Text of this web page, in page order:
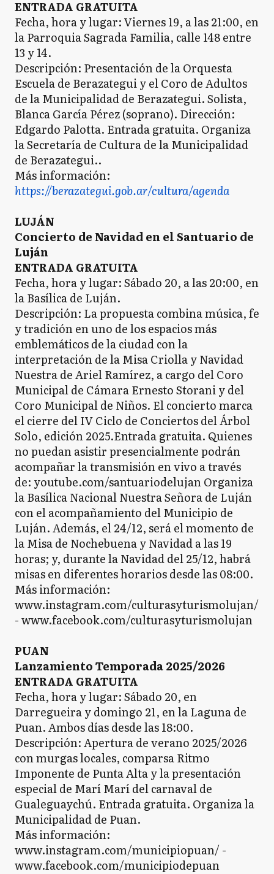
ENTRADA GRATUITA
Fecha, hora y lugar: Viernes 19, a las 21:00, en
la Parroquia Sagrada Familia, calle 148 entre
13 y 14.
Descripción: Presentación de la Orquesta
Escuela de Berazategui y el Coro de Adultos
de la Municipalidad de Berazategui. Solista,
Blanca García Pérez (soprano). Dirección:
Edgardo Palotta. Entrada gratuita. Organiza
la Secretaría de Cultura de la Municipalidad
de Berazategui..
Más información:
https://berazategui.gob.ar/cultura/agenda
LUJÁN
Concierto de Navidad en el Santuario de
Luján
ENTRADA GRATUITA
Fecha, hora y lugar: Sábado 20, a las 20:00, en
la Basílica de Luján.
Descripción: La propuesta combina música, fe
y tradición en uno de los espacios más
emblemáticos de la ciudad con la
interpretación de la Misa Criolla y Navidad
Nuestra de Ariel Ramírez, a cargo del Coro
Municipal de Cámara Ernesto Storani y del
Coro Municipal de Niños. El concierto marca
el cierre del IV Ciclo de Conciertos del Árbol
Solo, edición 2025.Entrada gratuita. Quienes
no puedan asistir presencialmente podrán
acompañar la transmisión en vivo a través
de: youtube.com/santuariodelujan Organiza
la Basílica Nacional Nuestra Señora de Luján
con el acompañamiento del Municipio de
Luján. Además, el 24/12, será el momento de
la Misa de Nochebuena y Navidad a las 19
horas; y, durante la Navidad del 25/12, habrá
misas en diferentes horarios desde las 08:00.
Más información:
www.instagram.com/culturasyturismolujan/
- www.facebook.com/culturasyturismolujan
PUAN
Lanzamiento Temporada 2025/2026
ENTRADA GRATUITA
Fecha, hora y lugar: Sábado 20, en
Darregueira y domingo 21, en la Laguna de
Puan. Ambos días desde las 18:00.
Descripción: Apertura de verano 2025/2026
con murgas locales, comparsa Ritmo
Imponente de Punta Alta y la presentación
especial de Marí Marí del carnaval de
Gualeguaychú. Entrada gratuita. Organiza la
Municipalidad de Puan.
Más información:
www.instagram.com/municipiopuan/ -
www.facebook.com/municipiodepuan